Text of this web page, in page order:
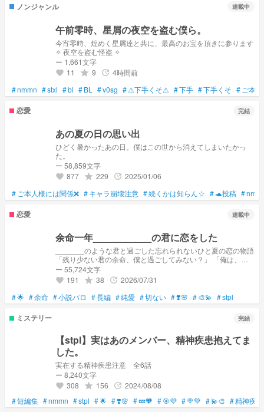
ノンジャンル 連載中
午前零時、星屑の夜空を盗む僕ら。
今宵零時、煌めく星屑達と共に、最高のお宝を頂きに参ります
✧ 夜空を盗む怪盗 ✧
ー 1,661文字
favorite 11 grade 9 update 4時間前
#nmmn #stxl #bl #BL #v0sg #⚠下手くそ⚠ #下手 #下手くそ # ご本
恋愛 完結
あの夏の日の思い出
ひどく暑かったあの日。僕はこの世から消えてしまいたかっ
た。
ー 58,859文字
favorite 877 grade 229 update 2025/01/06
# ご本人様には関係❌ #キャラ崩壊注意 #続くかは知らん☆ #🐢投稿 #
恋愛 連載中
余命一年___________の君に恋をした
_______のような君と過ごした忘れられないひと夏の恋の物語
「残り少ない君の余命、僕と過ごしてみない？」 「俺は、君
と過ごした証を残したい」 小説パロです！ 長久さん作品 『余
命一年向日葵みたいな君と恋をした』です！
ー 55,724文字
favorite 191 grade 38 update 2026/07/31
#🌟 #余命 #小説パロ #長編 #純愛 #切ない #❣️🌸 #🎨💫 #stpl
ミステリー 完結
【stpl】実はあのメンバー、精神疾患抱えてま
した。
実在する精神疾患注意 全6話
ー 8,240文字
favorite 308 grade 156 update 2024/08/08
#短編集 #nmmn #stpl #🌟 #❣️🌸 #💤🧡 #🎯💜 #🍭💚 #💫🎨 #精神疾患